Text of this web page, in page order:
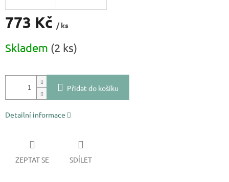
773 Kč / ks
cena:
Skladem (2 ks)
Přidat do košíku
Detailní informace
ZEPTAT SE SDÍLET